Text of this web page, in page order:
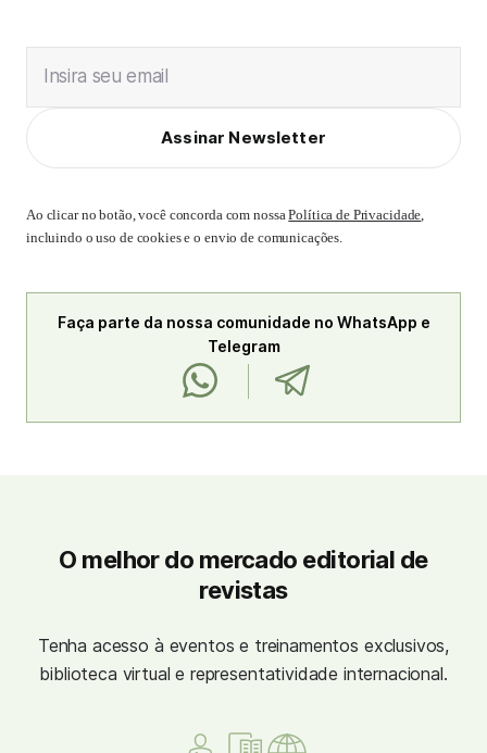
Insira seu email
Assinar Newsletter
Ao clicar no botão, você concorda com nossaPolítica de Privacidade,
incluindo o uso de cookies e o envio de comunicações.
Faça parte da nossa comunidade no WhatsApp e
Telegram
O melhor do mercado editorial de
revistas
Tenha acesso à eventos e treinamentos exclusivos,
biblioteca virtual e representatividade internacional.